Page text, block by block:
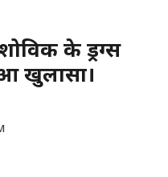
शोविक के ड्रग्स
खुलासा।